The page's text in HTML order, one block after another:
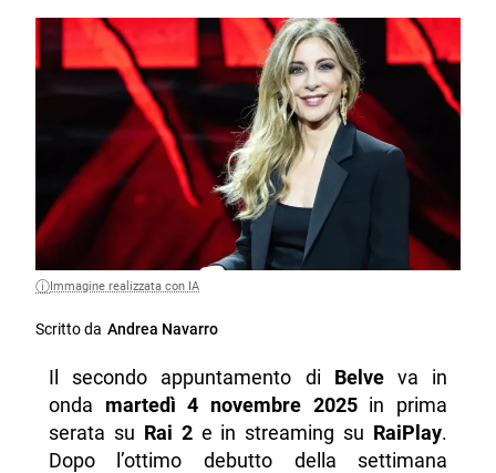
Immagine realizzata con IA
Scritto da Andrea Navarro
Il secondo appuntamento di Belveva in
onda martedì 4 novembre 2025in prima
serata su Rai 2e in streaming su RaiPlay.
Dopo l’ottimo debutto della settimana